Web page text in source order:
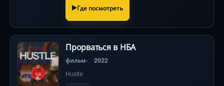
Где посмотреть
Прорваться в НБА
фильм 2022
Hustle